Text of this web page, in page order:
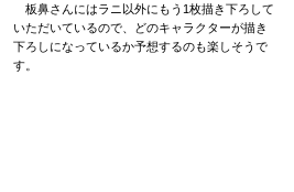
板鼻さんにはラニ以外にもう1枚描き下ろして
いただいているので、どのキャラクターが描き
下ろしになっているか予想するのも楽しそうで
す。